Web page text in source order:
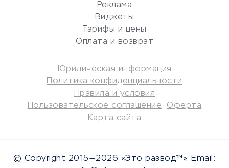
Потребительские кредиты
Кредитные карты
Дебетовые карты
Микрофинансовые
Улучшение кредитной
Реклама
Виджеты
Тарифы и цены
Оплата и возврат
Юридическая информация
Политика конфиденциальности
Правила и условия
Пользовательское соглашение
Оферта
Карта сайта
© Copyright 2015—2026 «Это развод™». Email: